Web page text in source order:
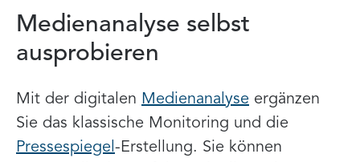
Medienanalyse selbst
ausprobieren
Mit der digitalen Medienanalyse ergänzen
Sie das klassische Monitoring und die
Pressespiegel -Erstellung. Sie können